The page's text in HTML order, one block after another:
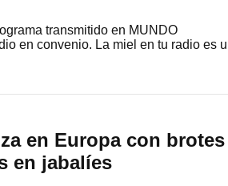
transmitido en MUNDO
en convenio. La miel en tu radio es
en Europa con brotes
en jabalíes